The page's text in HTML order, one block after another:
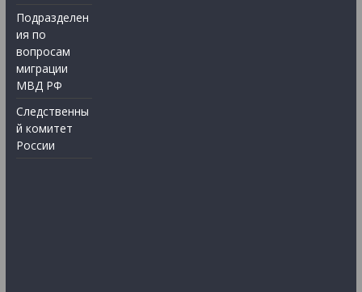
Подразделен
ия по
вопросам
миграции
МВД РФ
Следственны
й комитет
России